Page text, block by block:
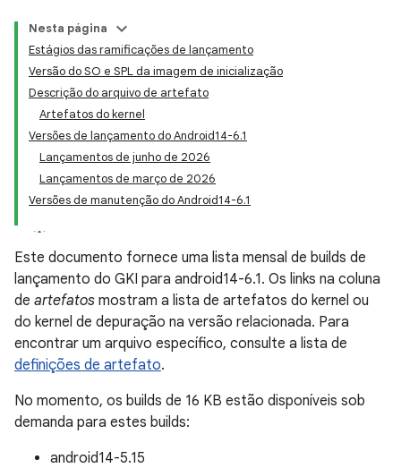
Nesta página
Estágios das ramificações de lançamento
Versão do SO e SPL da imagem de inicialização
Descrição do arquivo de artefato
Artefatos do kernel
Versões de lançamento do Android14-6.1
Lançamentos de junho de 2026
Lançamentos de março de 2026
Versões de manutenção do Android14-6.1
Este documento fornece uma lista mensal de builds de
lançamento do GKI para android14-6.1. Os links na coluna
de artefatos mostram a lista de artefatos do kernel ou
do kernel de depuração na versão relacionada. Para
encontrar um arquivo específico, consulte a lista de
definições de artefato.
No momento, os builds de 16 KB estão disponíveis sob
demanda para estes builds:
android14-5.15